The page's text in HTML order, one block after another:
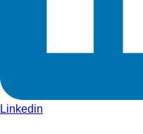
Linkedin